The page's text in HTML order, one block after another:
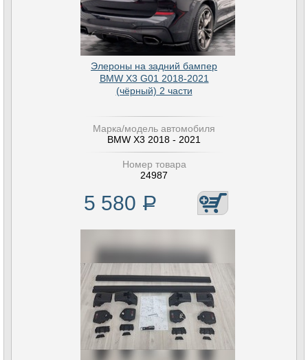
Элероны на задний бампер
BMW X3 G01 2018-2021
(чёрный) 2 части
Марка/модель автомобиля
BMW X3 2018 - 2021
Номер товара
24987
5 580 Р